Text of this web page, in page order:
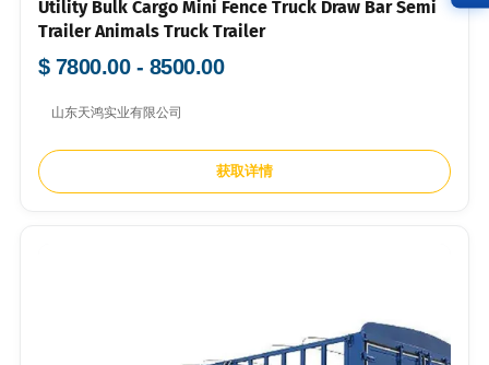
Utility Bulk Cargo Mini Fence Truck Draw Bar Semi
Trailer Animals Truck Trailer
$ 7800.00 - 8500.00
山东天鸿实业有限公司
获取详情